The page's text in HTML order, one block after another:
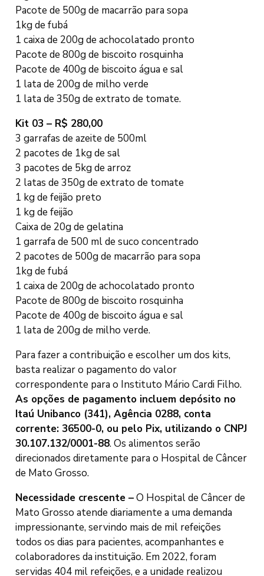
Pacote de 500g de macarrão para sopa
1kg de fubá
1 caixa de 200g de achocolatado pronto
Pacote de 800g de biscoito rosquinha
Pacote de 400g de biscoito água e sal
1 lata de 200g de milho verde
1 lata de 350g de extrato de tomate.
Kit 03 – R$ 280,00
3 garrafas de azeite de 500ml
2 pacotes de 1kg de sal
3 pacotes de 5kg de arroz
2 latas de 350g de extrato de tomate
1 kg de feijão preto
1 kg de feijão
Caixa de 20g de gelatina
1 garrafa de 500 ml de suco concentrado
2 pacotes de 500g de macarrão para sopa
1kg de fubá
1 caixa de 200g de achocolatado pronto
Pacote de 800g de biscoito rosquinha
Pacote de 400g de biscoito água e sal
1 lata de 200g de milho verde.
Para fazer a contribuição e escolher um dos kits,
basta realizar o pagamento do valor
correspondente para o Instituto Mário Cardi Filho.
As opções de pagamento incluem depósito no
Itaú Unibanco (341), Agência 0288, conta
corrente: 36500-0, ou pelo Pix, utilizando o CNPJ
30.107.132/0001-88. Os alimentos serão
direcionados diretamente para o Hospital de Câncer
de Mato Grosso.
Necessidade crescente –O Hospital de Câncer de
Mato Grosso atende diariamente a uma demanda
impressionante, servindo mais de mil refeições
todos os dias para pacientes, acompanhantes e
colaboradores da instituição. Em 2022, foram
servidas 404 mil refeições, e a unidade realizou